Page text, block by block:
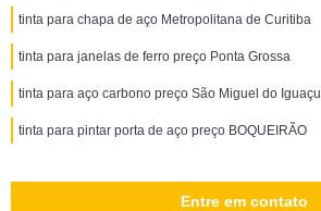
tinta para chapa de aço Metropolitana de Curitiba
tinta para janelas de ferro preço Ponta Grossa
tinta para aço carbono preço São Miguel do Iguaçu
tinta para pintar porta de aço preço BOQUEIRÃO
Entre em contato